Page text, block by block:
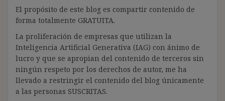
El propósito de este blog es compartir contenido de
forma totalmente GRATUITA.
La proliferación de empresas que utilizan la
Inteligencia Artificial Generativa (IAG) con ánimo de
lucro y que se apropian del contenido de terceros sin
ningún respeto por los derechos de autor, me ha
llevado a restringir el contenido del blog únicamente
a las personas SUSCRITAS.